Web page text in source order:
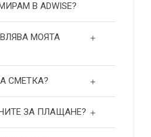
В ADWISE?
МОЯТА
СМЕТКА?
ЗА ПЛАЩАНЕ?